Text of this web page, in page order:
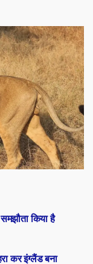
कर इंग्लैंड बना
किया है